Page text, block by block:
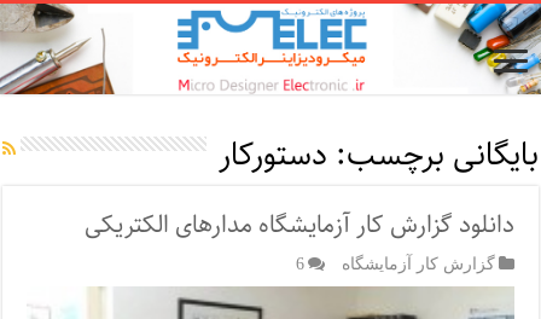
بایگانی برچسب: دستورکار
دانلود گزارش کار آزمایشگاه مدارهای الکتریکی
گزارش کار آزمایشگاه 6